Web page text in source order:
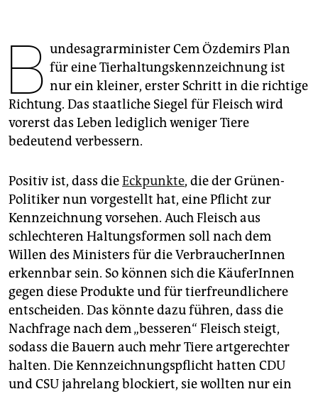
genossenschaft
epaper login
B undesagrarminister Cem Özdemirs Plan
für eine Tierhaltungskennzeichnung ist
nur ein kleiner, erster Schritt in die richtige
Richtung. Das staatliche Siegel für Fleisch wird
vorerst das Leben lediglich weniger Tiere
bedeutend verbessern.
Positiv ist, dass dieEckpunkte, die der Grünen-
Politiker nun vorgestellt hat, eine Pflicht zur
Kennzeichnung vorsehen. Auch Fleisch aus
schlechteren Haltungsformen soll nach dem
Willen des Ministers für die VerbraucherInnen
erkennbar sein. So können sich die KäuferInnen
gegen diese Produkte und für tierfreundlichere
entscheiden. Das könnte dazu führen, dass die
Nachfrage nach dem „besseren“ Fleisch steigt,
sodass die Bauern auch mehr Tiere artgerechter
halten. Die Kennzeichnungspflicht hatten CDU
und CSU jahrelang blockiert, sie wollten nur ein